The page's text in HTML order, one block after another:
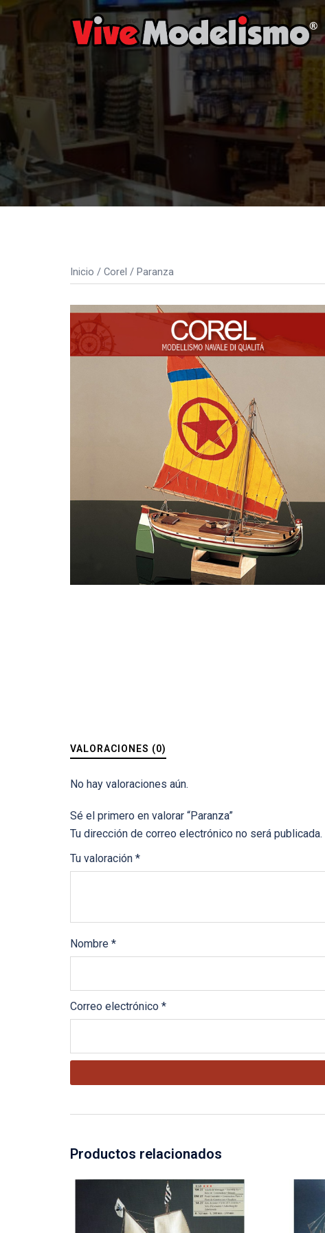
Saltar
contenido
Inicio / Corel / Paranza
VALORACIONES (0)
No hay valoraciones aún.
Sé el primero en valorar “Paranza”
Tu dirección de correo electrónico no será publicada.
Tu valoración *
Nombre *
Correo electrónico *
Productos relacionados